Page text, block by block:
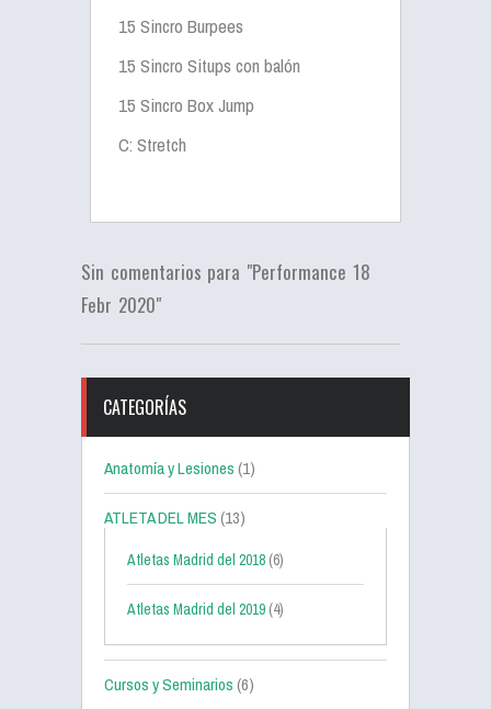
15 Sincro Burpees
15 Sincro Situps con balón
15 Sincro Box Jump
C: Stretch
Sin comentarios para "Performance 18
Febr 2020"
CATEGORÍAS
Anatomía y Lesiones(1)
ATLETA DEL MES(13)
Atletas Madrid del 2018 (6)
Atletas Madrid del 2019 (4)
Cursos y Seminarios(6)